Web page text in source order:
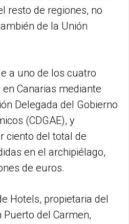
resto de regiones, no
de la Unión
a uno de los cuatro
Canarias mediante
Delegada del Gobierno
(CDGAE), y
ciento del total de
en el archipiélago,
de euros.
Hotels, propietaria del
del Carmen,